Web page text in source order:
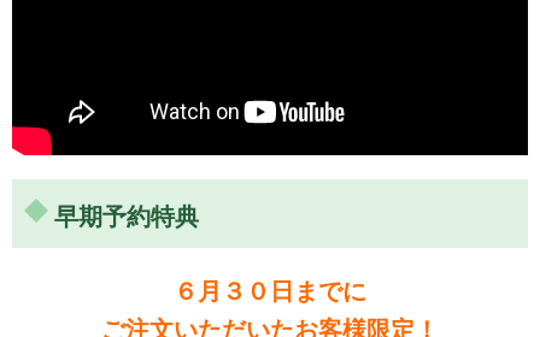
早期予約特典
６月３０日までに
ご注文いただいたお客様限定！